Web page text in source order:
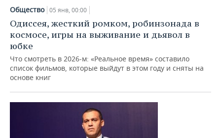
Общество 05 янв, 00:00
Одиссея, жесткий ромком, робинзонада в
космосе, игры на выживание и дьявол в
юбке
Что смотреть в 2026-м: «Реальное время» составило
список фильмов, которые выйдут в этом году и сняты на
основе книг